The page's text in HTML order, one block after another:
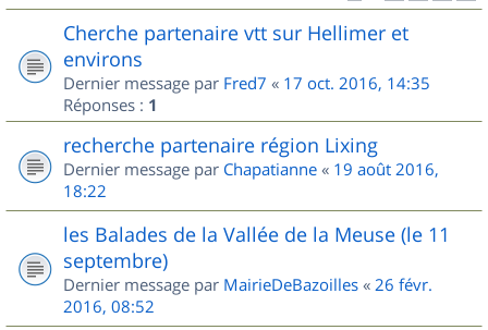
Cherche partenaire vtt sur Hellimer et
environs
Dernier message par Fred7 « 17 oct. 2016, 14:35
Réponses : 1
recherche partenaire région Lixing
Dernier message par Chapatianne « 19 août 2016,
18:22
les Balades de la Vallée de la Meuse (le 11
septembre)
Dernier message par MairieDeBazoilles « 26 févr.
2016, 08:52